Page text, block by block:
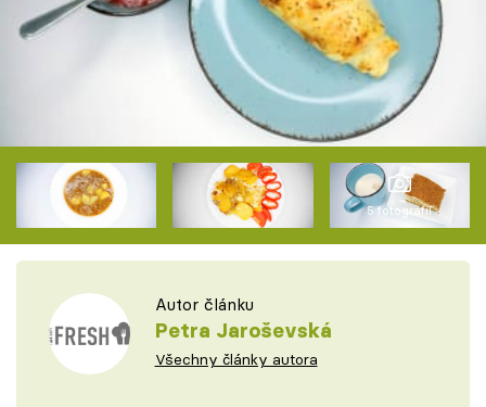
5 fotografií
Autor článku
Petra Jaroševská
Všechny články autora